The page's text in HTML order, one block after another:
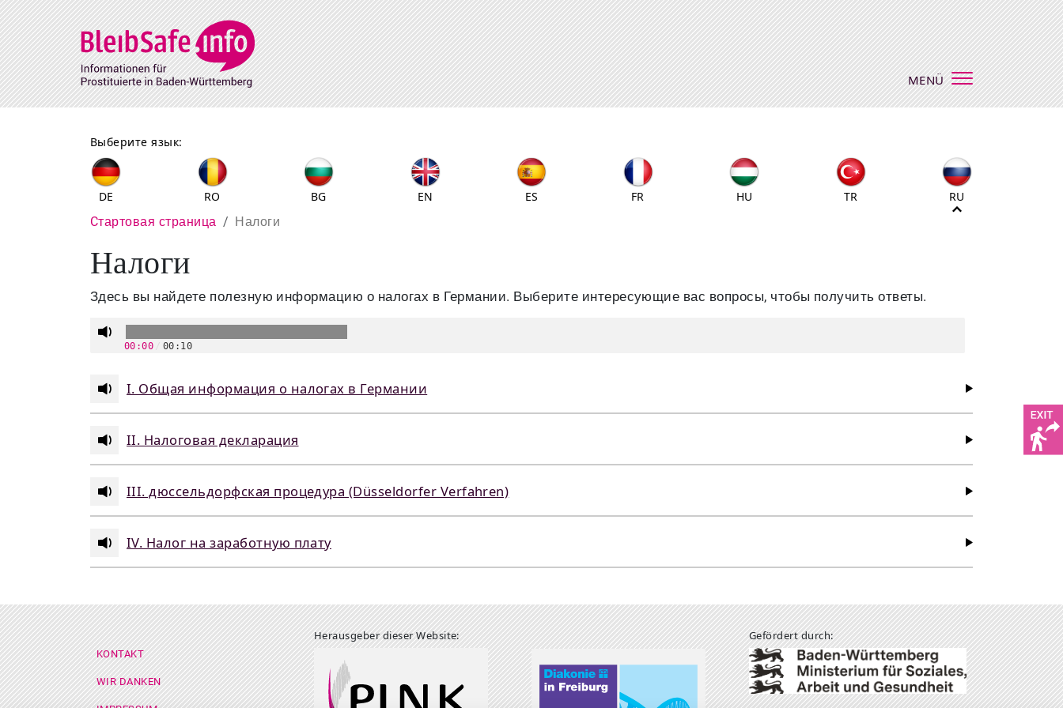
Direkt zum Inhalt
MENÜ
Выберите язык:
DE RO BG EN ES FR HU TR RU
Pfadnavigation
Cтартовая страница Налоги
Налоги
Здесь вы найдете полезную информацию о налогах в Германии. Выберите интересующие вас вопросы, чтобы получить ответы.
00:00 00:10
I. Общая информация о налогах в Германии
II. Налоговая декларация
III. дюссельдорфская процедура (Düsseldorfer Verfahren)
IV. Налог на заработную плату
Footer Menü
KONTAKT
WIR DANKEN
Herausgeber dieser Website: Gefördert durch: